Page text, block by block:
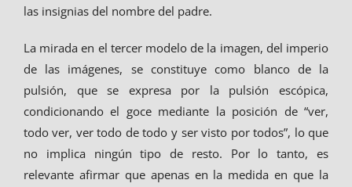
las insignias del nombre del padre.
La mirada en el tercer modelo de la imagen, del imperio
de las imágenes, se constituye como blanco de la
pulsión, que se expresa por la pulsión escópica,
condicionando el goce mediante la posición de “ver,
todo ver, ver todo de todo y ser visto por todos”, lo que
no implica ningún tipo de resto. Por lo tanto, es
relevante afirmar que apenas en la medida en que la